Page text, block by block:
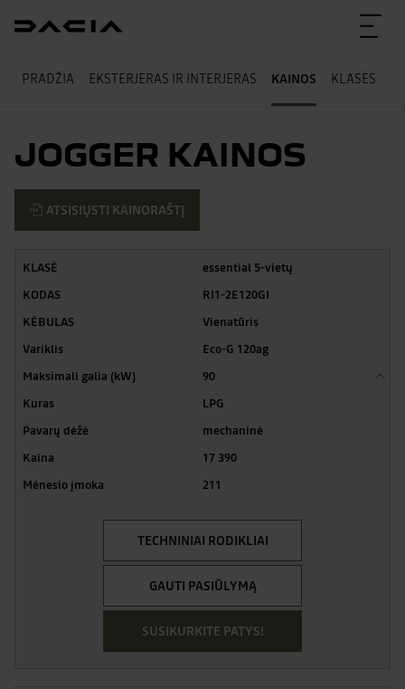
PRADŽIA EKSTERJERAS IR INTERJERAS KAINOS KLASĖS
JOGGER KAINOS
ATSISIŲSTI KAINORAŠTĮ
essential 5-vietų
RI1-2E120GI
Vienatūris
Eco-G 120ag
90
LPG
mechaninė
17 390
211
TECHNINIAI RODIKLIAI
GAUTI PASIŪLYMĄ
SUSIKURKITE PATYS!